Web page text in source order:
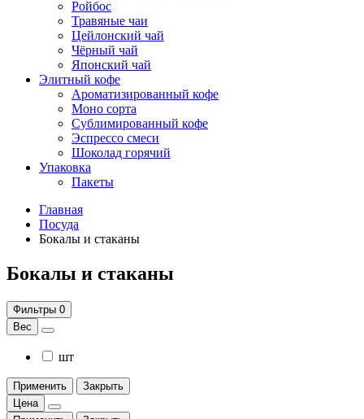
Ройбос
Травяные чаи
Цейлонский чай
Чёрный чай
Японский чай
Элитный кофе
Ароматизированный кофе
Моно сорта
Сублимированный кофе
Эспрессо смеси
Шоколад горячий
Упаковка
Пакеты
Главная
Посуда
Бокалы и стаканы
Бокалы и стаканы
Фильтры 0
Вес
шт
Применить
Закрыть
Цена